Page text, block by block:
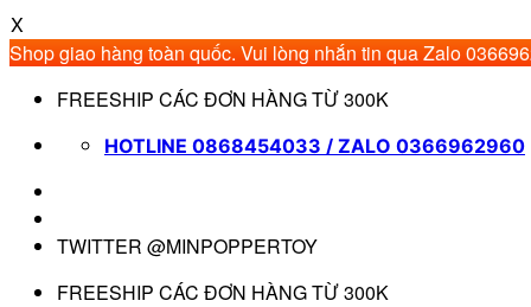
X
Shop giao hàng toàn quốc. Vui lòng nhắn tin qua Zalo
qua
FREESHIP CÁC ĐƠN HÀNG TỪ 300K
HOTLINE 0868454033 / ZALO 0366962960
TWITTER @MINPOPPERTOY
FREESHIP CÁC ĐƠN HÀNG TỪ 300K